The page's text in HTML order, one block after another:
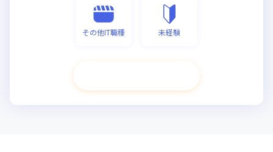
その他IT職種 未経験